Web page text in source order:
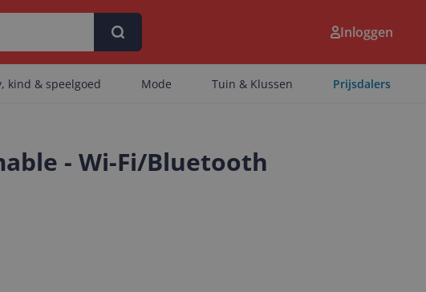
Inloggen
kind & speelgoed Mode Tuin & Klussen Prijsdalers
- Wi-Fi/Bluetooth